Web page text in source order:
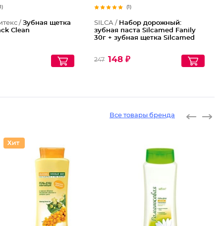
/Зубная щетка
Clean
(1)
SILCA / Набор дорожный:
зубная паста Silcamed Fanily
30г + зубная щетка Silcamed
247 148 ₽
Все товары бренда